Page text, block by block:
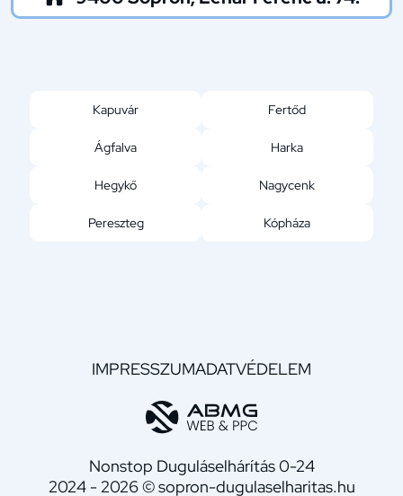
Kapuvár Fertőd
Ágfalva Harka
Hegykő Nagycenk
Pereszteg Kópháza
Nonstop Duguláselhárítás 0-24
2024 - 2026 © sopron-dugulaselharitas.hu
IMPRESSZUMADATVÉDELEM